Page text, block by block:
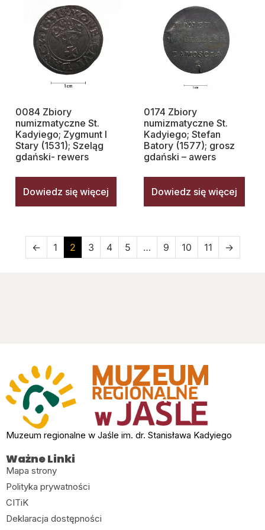
0084 Zbiory
numizmatyczne St.
Kadyiego; Zygmunt I
Stary (1531); Szeląg
gdański- rewers
Dowiedz się więcej
0174 Zbiory
numizmatyczne St.
Kadyiego; Stefan
Batory (1577); grosz
gdański – awers
Dowiedz się więcej
← 1 2 3 4 5 … 9 10 11 →
Muzeum regionalne w Jaśle im. dr. Stanisława Kadyiego
Ważne Linki
Mapa strony
Polityka prywatności
CITiK
Deklaracja dostępności